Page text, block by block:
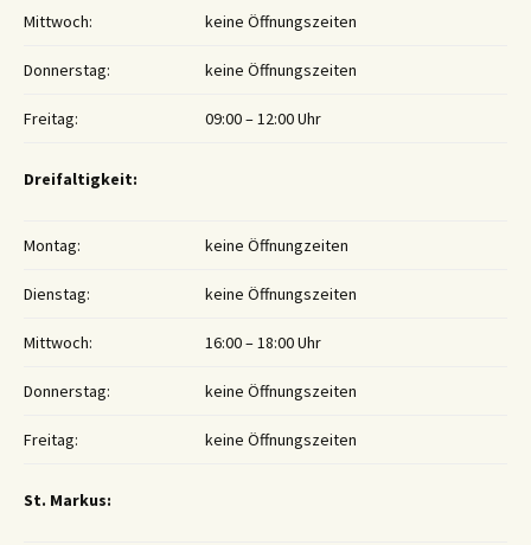
Mittwoch: keine Öffnungszeiten
Donnerstag: keine Öffnungszeiten
Freitag: 09:00 – 12:00 Uhr
Dreifaltigkeit:
Montag: keine Öffnungzeiten
Dienstag: keine Öffnungszeiten
Mittwoch: 16:00 – 18:00 Uhr
Donnerstag: keine Öffnungszeiten
Freitag: keine Öffnungszeiten
St. Markus: